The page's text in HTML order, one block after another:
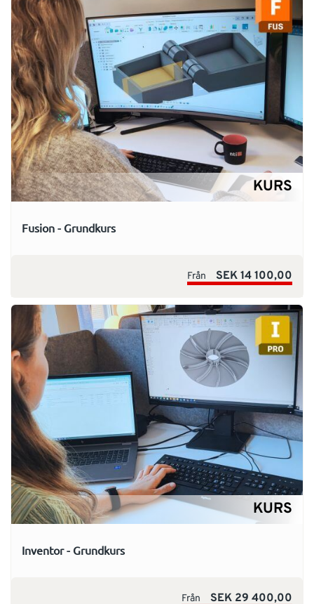
KURS
Fusion - Grundkurs
Från SEK 14 100,00
KURS
Inventor - Grundkurs
Från SEK 29 400,00